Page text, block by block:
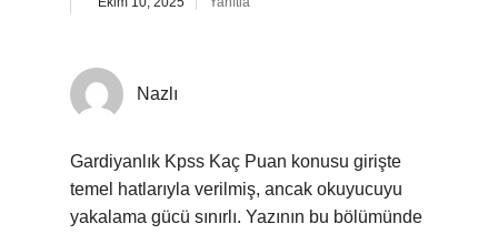
Nazlı
Gardiyanlık Kpss Kaç Puan konusu girişte
temel hatlarıyla verilmiş, ancak okuyucuyu
yakalama gücü sınırlı. Yazının bu bölümünde